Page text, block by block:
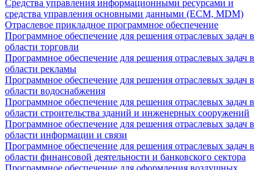
Средства управления информационными ресурсами и
средства управления основными данными (ECM, MDM)
Отраслевое прикладное программное обеспечение
Программное обеспечение для решения отраслевых задач в
области торговли
Программное обеспечение для решения отраслевых задач в
области рекламы
Программное обеспечение для решения отраслевых задач в
области водоснабжения
Программное обеспечение для решения отраслевых задач в
области строительства зданий и инженерных сооружений
Программное обеспечение для решения отраслевых задач в
области информации и связи
Программное обеспечение для решения отраслевых задач в
области финансовой деятельности и банковского сектора
Программное обеспечение для оформления воздушных